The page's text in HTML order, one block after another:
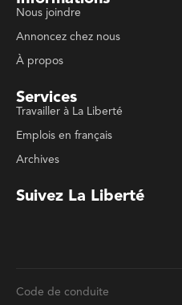
Informations
Nous joindre
À propos
Services
Emplois en français